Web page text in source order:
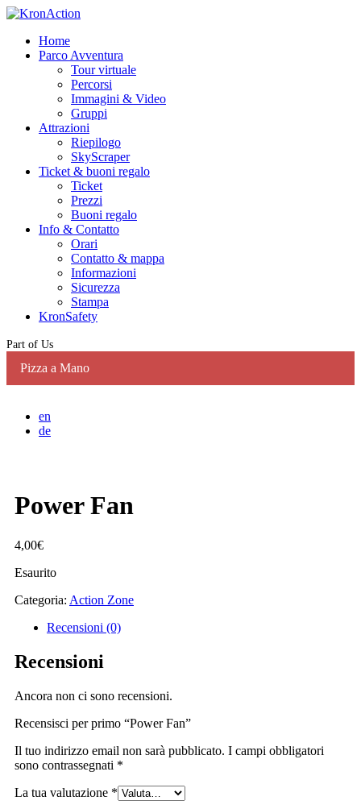
Home
Parco Avventura
Tour virtuale
Percorsi
Immagini & Video
Gruppi
Attrazioni
Riepilogo
SkyScraper
Ticket & buoni regalo
Ticket
Prezzi
Buoni regalo
Info & Contatto
Orari
Contatto & mappa
Informazioni
Sicurezza
Stampa
KronSafety
Part of Us
Pizza a Mano
en
de
Power Fan
4,00€
Esaurito
Categoria: Action Zone
Recensioni (0)
Recensioni
Ancora non ci sono recensioni.
Recensisci per primo “Power Fan”
Il tuo indirizzo email non sarà pubblicato. I campi obbligatori
sono contrassegnati *
La tua valutazione *